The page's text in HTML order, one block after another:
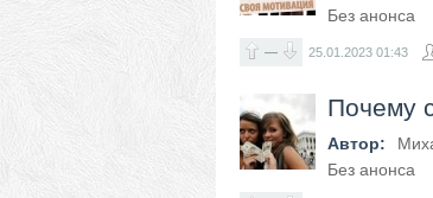
Без анонса
— 25.01.2023 01:43
Почему
Автор:
Без анонса